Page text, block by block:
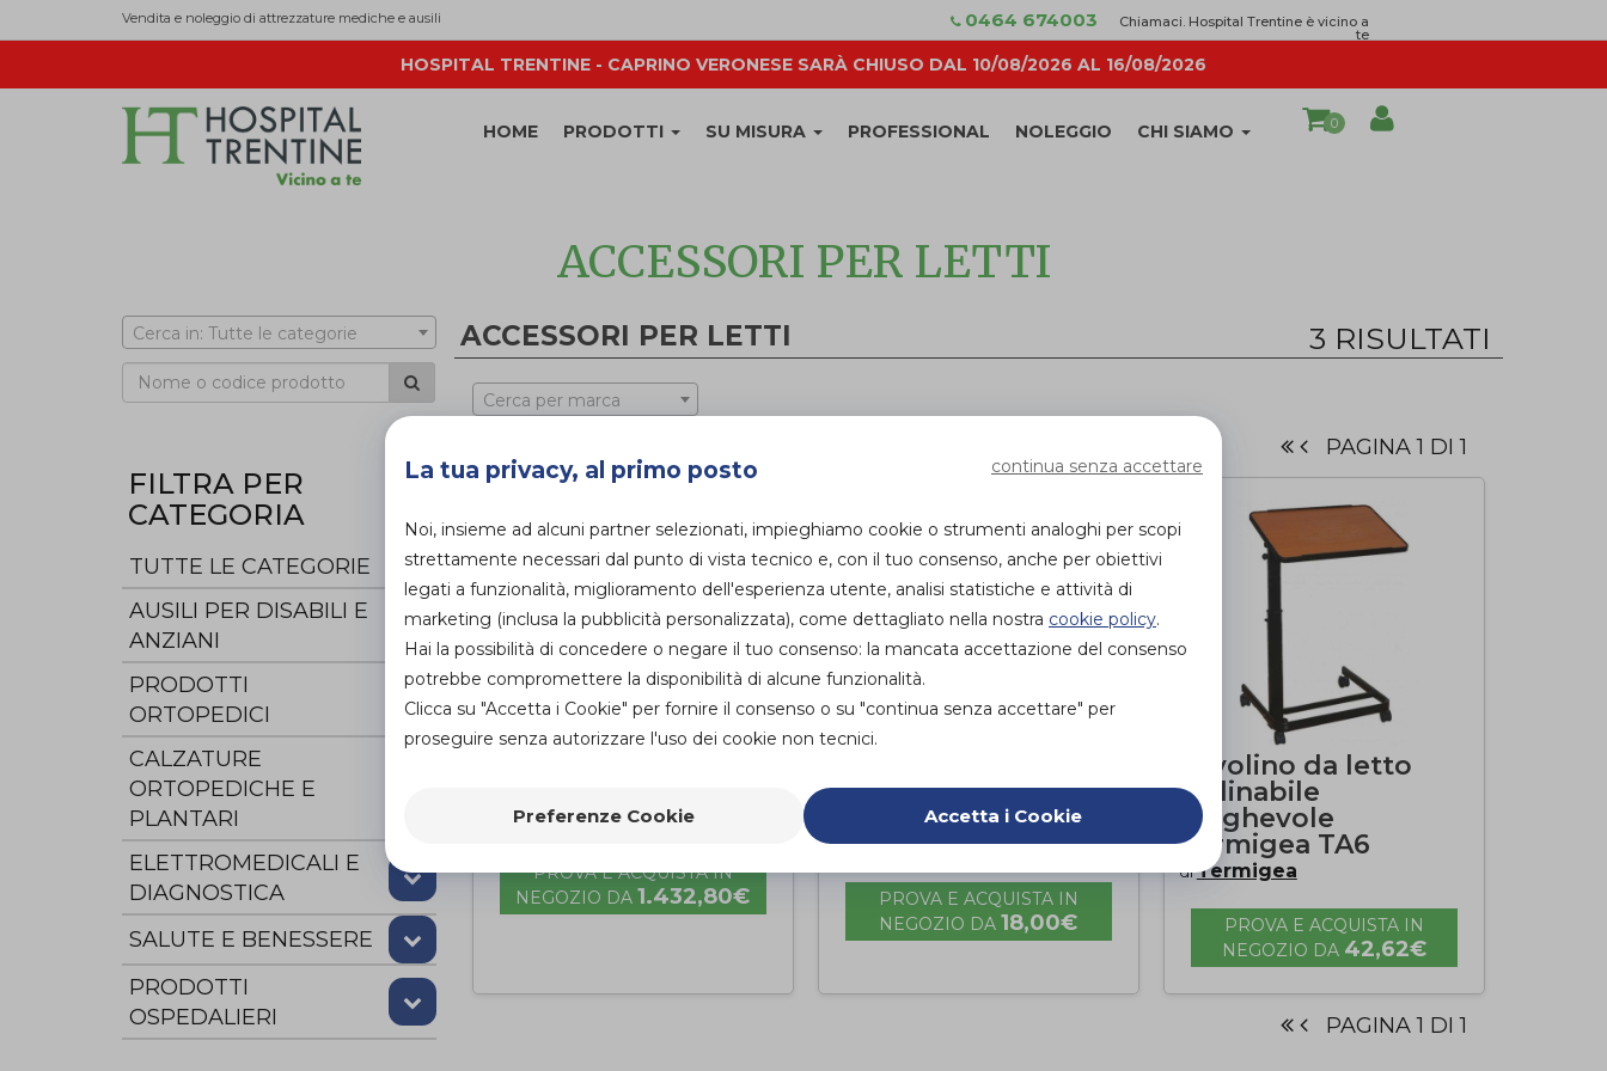
Vendita e noleggio di attrezzature mediche e ausili 0464 674003 Chiamaci. Hospital Trentine è vicino a
te
HOSPITAL TRENTINE - CAPRINO VERONESE SARÀ CHIUSO DAL 10/08/2026 AL 16/08/2026
HOME PRODOTTI SU MISURA PROFESSIONAL NOLEGGIO CHI SIAMO 0
ACCESSORI PER LETTI
Cerca in: Tutte le categorie
FILTRA PER
CATEGORIA
TUTTE LE CATEGORIE
AUSILI PER DISABILI E
ANZIANI
PRODOTTI
ORTOPEDICI
CALZATURE
ORTOPEDICHE E
PLANTARI
ELETTROMEDICALI E
DIAGNOSTICA
SALUTE E BENESSERE
PRODOTTI
OSPEDALIERI
ACCESSORI PER LETTI 3 RISULTATI
Cerca per marca
PAGINA 1 DI 1
Intermed
PROVA E ACQUISTA IN
NEGOZIO DA1.432,80€
Sostegno per la
schiena da letto
diMediland
PROVA E ACQUISTA IN
NEGOZIO DA18,00€
Tavolino da letto
inclinabile
pieghevole
Termigea TA6
diTermigea
PROVA E ACQUISTA IN
NEGOZIO DA 42,62€
PAGINA 1 DI 1
La tua privacy, al primo posto continua senza accettare
Noi, insieme ad alcuni partner selezionati, impieghiamo cookie o strumenti analoghi per scopi
strettamente necessari dal punto di vista tecnico e, con il tuo consenso, anche per obiettivi
legati a funzionalità, miglioramento dell'esperienza utente, analisi statistiche e attività di
marketing (inclusa la pubblicità personalizzata), come dettagliato nella nostra cookie policy.
Hai la possibilità di concedere o negare il tuo consenso: la mancata accettazione del consenso
potrebbe compromettere la disponibilità di alcune funzionalità.
Clicca su "Accetta i Cookie" per fornire il consenso o su "continua senza accettare" per
proseguire senza autorizzare l'uso dei cookie non tecnici.
Preferenze Cookie Accetta i Cookie